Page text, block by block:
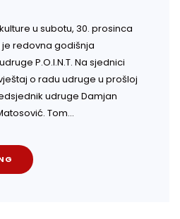
u subotu, 30. prosinca
je redovna godišnja
P.O.I.N.T. Na sjednici
o radu udruge u prošloj
udruge Damjan
Tom…